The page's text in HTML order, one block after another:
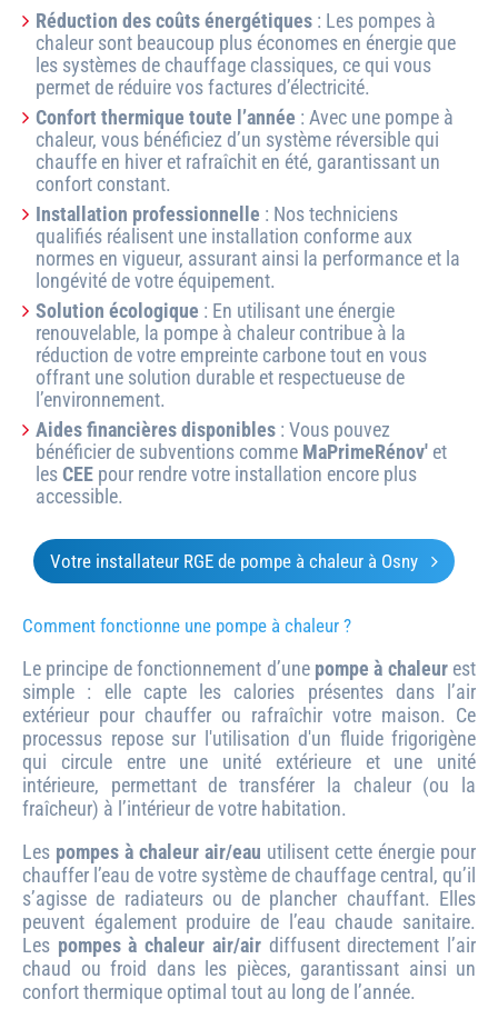
Réduction des coûts énergétiques : Les pompes à
chaleur sont beaucoup plus économes en énergie que
les systèmes de chauffage classiques, ce qui vous
permet de réduire vos factures d’électricité.
Confort thermique toute l’année : Avec une pompe à
chaleur, vous bénéficiez d’un système réversible qui
chauffe en hiver et rafraîchit en été, garantissant un
confort constant.
Installation professionnelle : Nos techniciens
qualifiés réalisent une installation conforme aux
normes en vigueur, assurant ainsi la performance et la
longévité de votre équipement.
Solution écologique : En utilisant une énergie
renouvelable, la pompe à chaleur contribue à la
réduction de votre empreinte carbone tout en vous
offrant une solution durable et respectueuse de
l’environnement.
Aides financières disponibles : Vous pouvez
bénéficier de subventions comme MaPrimeRénov' et
lesCEE pour rendre votre installation encore plus
accessible.
Votre installateur RGE de pompe à chaleur à Osny
Comment fonctionne une pompe à chaleur ?
Le principe de fonctionnement d’une pompe à chaleurest
simple : elle capte les calories présentes dans l’air
extérieur pour chauffer ou rafraîchir votre maison. Ce
processus repose sur l'utilisation d'un fluide frigorigène
qui circule entre une unité extérieure et une unité
intérieure, permettant de transférer la chaleur (ou la
fraîcheur) à l’intérieur de votre habitation.
Les pompes à chaleur air/eau utilisent cette énergie pour
chauffer l’eau de votre système de chauffage central, qu’il
s’agisse de radiateurs ou de plancher chauffant. Elles
peuvent également produire de l’eau chaude sanitaire.
Les pompes à chaleur air/airdiffusent directement l’air
chaud ou froid dans les pièces, garantissant ainsi un
confort thermique optimal tout au long de l’année.